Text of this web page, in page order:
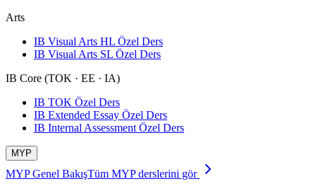
Arts
IB Visual Arts HL Özel Ders
IB Visual Arts SL Özel Ders
IB Core (TOK · EE · IA)
IB TOK Özel Ders
IB Extended Essay Özel Ders
IB Internal Assessment Özel Ders
MYP
MYP Genel BakışTüm MYP derslerini gör